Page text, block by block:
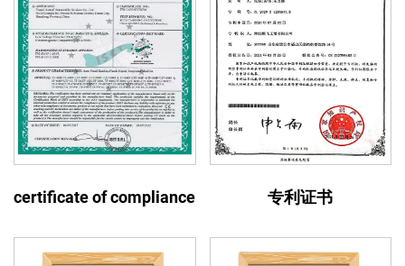
certificate of compliance 专利证书